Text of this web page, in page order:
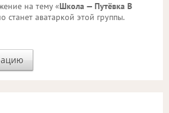
на тему «Школа — Путёвка В
станет аватаркой этой группы.